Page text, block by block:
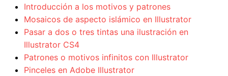
Introducción a los motivos y patrones
Mosaicos de aspecto islámico en Illustrator
Pasar a dos o tres tintas una ilustración en
Illustrator CS4
Patrones o motivos infinitos con Illustrator
Pinceles en Adobe Illustrator